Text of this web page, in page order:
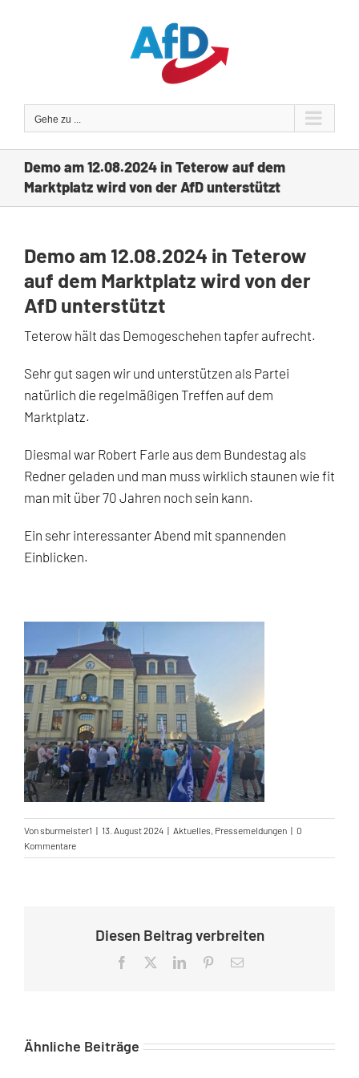
Gehe zu ...
Demo am 12.08.2024 in Teterow auf dem
Marktplatz wird von der AfD unterstützt
Demo am 12.08.2024 in Teterow
auf dem Marktplatz wird von der
AfD unterstützt
Teterow hält das Demogeschehen tapfer aufrecht.
Sehr gut sagen wir und unterstützen als Partei
natürlich die regelmäßigen Treffen auf dem
Marktplatz.
Diesmal war Robert Farle aus dem Bundestag als
Redner geladen und man muss wirklich staunen wie fit
man mit über 70 Jahren noch sein kann.
Ein sehr interessanter Abend mit spannenden
Einblicken.
Vonsburmeister1 | 13. August 2024 | Aktuelles, Pressemeldungen | 0
Kommentare
Diesen Beitrag verbreiten
Facebook LinkedInPinterest
E-
Ähnliche Beiträge